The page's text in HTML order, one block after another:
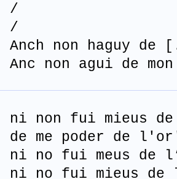
/
/
Anch non haguy de
Anc non agui de
ni non fui mieus de
de me poder de
ni no fui meus de
ni no fui mieus de